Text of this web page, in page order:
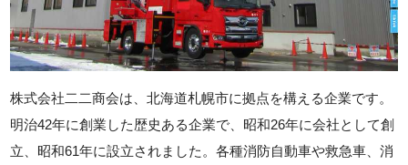
株式会社二二商会は、北海道札幌市に拠点を構える企業です。
明治42年に創業した歴史ある企業で、昭和26年に会社として創
立、昭和61年に設立されました。各種消防自動車や救急車、消